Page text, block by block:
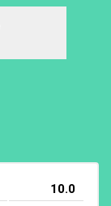
10.0